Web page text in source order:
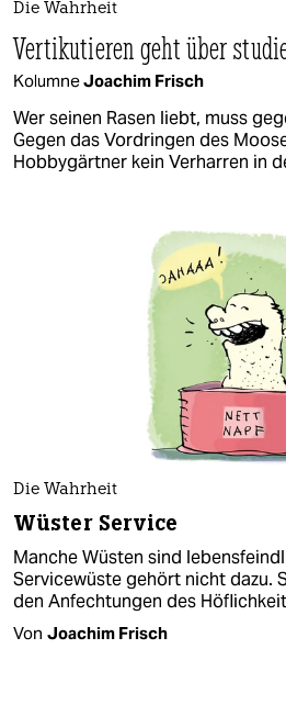
Die Wahrheit
Vertikutieren geht über
KolumneJoachim Frisch
Wer seinen Rasen liebt, muss
Gegen das Vordringen des
Hobbygärtner kein Verharren in
Die Wahrheit
Wüster Service
Manche Wüsten sind
Servicewüste gehört nicht dazu.
den Anfechtungen des
Von Joachim Frisch